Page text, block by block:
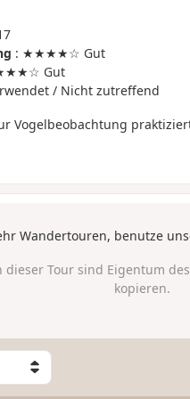
: ★★★★☆ Gut
Gut
/ Nicht zutreffend
Vogelbeobachtung
Wandertouren, benutze
dieser Tour sind Eigentum
kopieren.